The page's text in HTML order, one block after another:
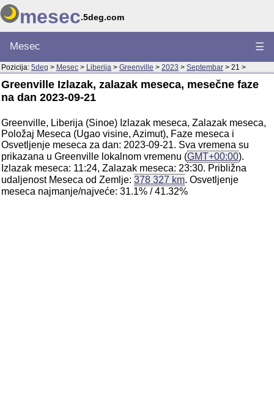
mesec.5deg.com
Mesec ☰
Pozicija: 5deg > Mesec > Liberija > Greenville > 2023 > Septembar > 21 >
Greenville Izlazak, zalazak meseca, mesečne faze
na dan 2023-09-21
Greenville, Liberija (Sinoe) Izlazak meseca, Zalazak meseca,
Položaj Meseca (Ugao visine, Azimut), Faze meseca i
Osvetljenje meseca za dan: 2023-09-21. Sva vremena su
prikazana u Greenville lokalnom vremenu (GMT+00:00).
Izlazak meseca: 11:24, Zalazak meseca: 23:30. Približna
udaljenost Meseca od Zemlje: 378 327 km. Osvetljenje
meseca najmanje/najveće: 31.1% / 41.32%